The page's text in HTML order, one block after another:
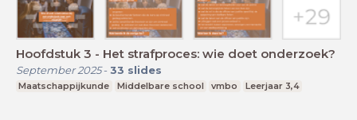
Hoofdstuk 3 - Het strafproces: wie doet onderzoek?
September 2025- 33 slides
Maatschappijkunde Middelbare school vmbo Leerjaar 3,4